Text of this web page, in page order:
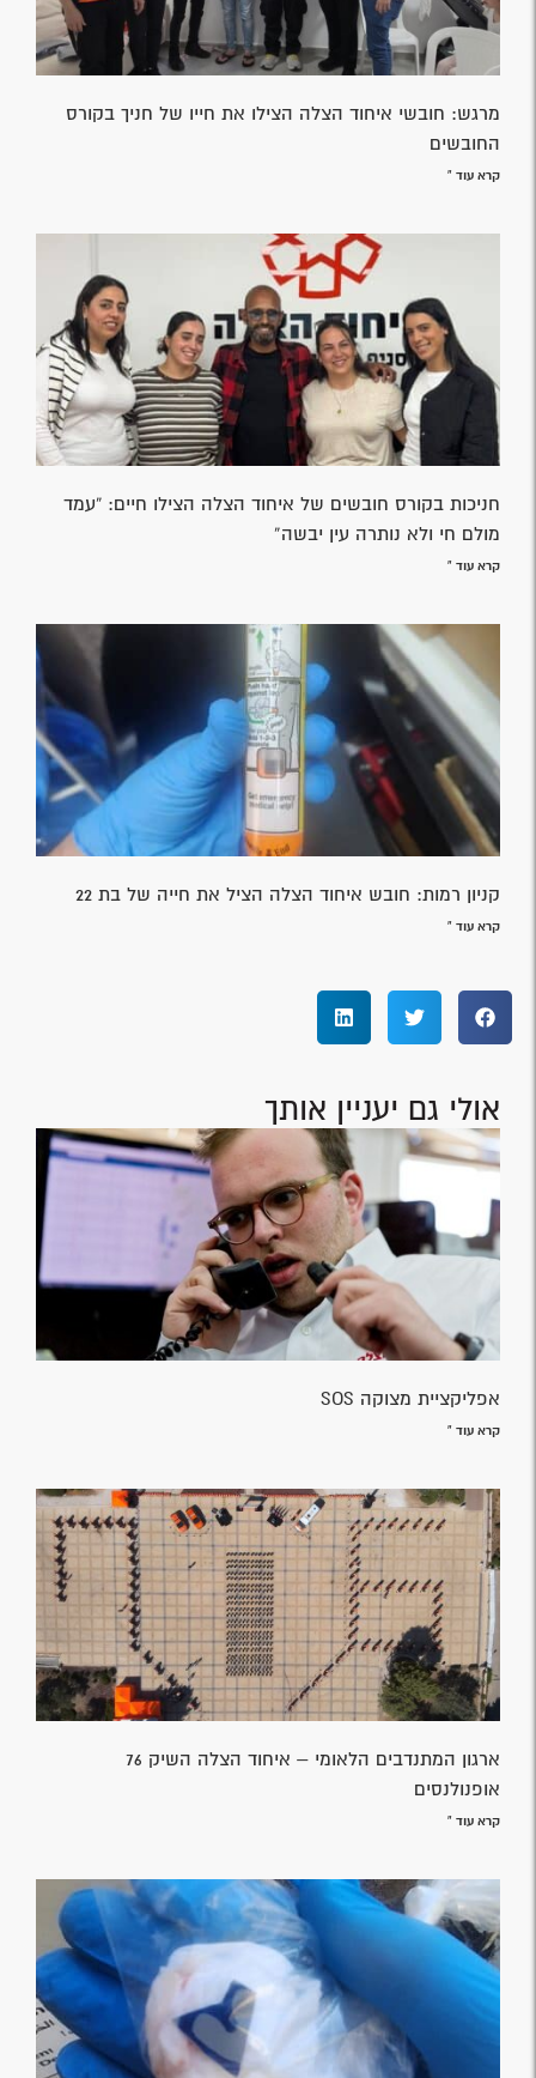
אולי גם יעניין אותך
אפליקציית מצוקה SOS
קרא עוד »
ארגון המתנדבים הלאומי – איחוד הצלה השיק 76
אופנולנסים
קרא עוד »
חובש איחוד הצלה הציל את חייו של פעוט שנחנק
קרא עוד »
בעלי הכשרה רפואית, מעוניינים להצטרף להתנדבות
אולי גם יעניין אותך